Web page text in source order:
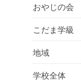
おやじの会
こだま学級
地域
学校全体